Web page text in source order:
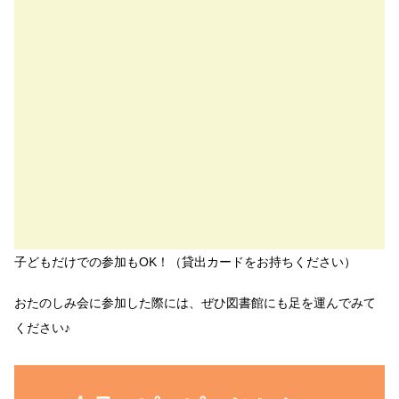
子どもだけでの参加もOK！（貸出カードをお持ちください）
おたのしみ会に参加した際には、ぜひ図書館にも足を運んでみて
ください♪